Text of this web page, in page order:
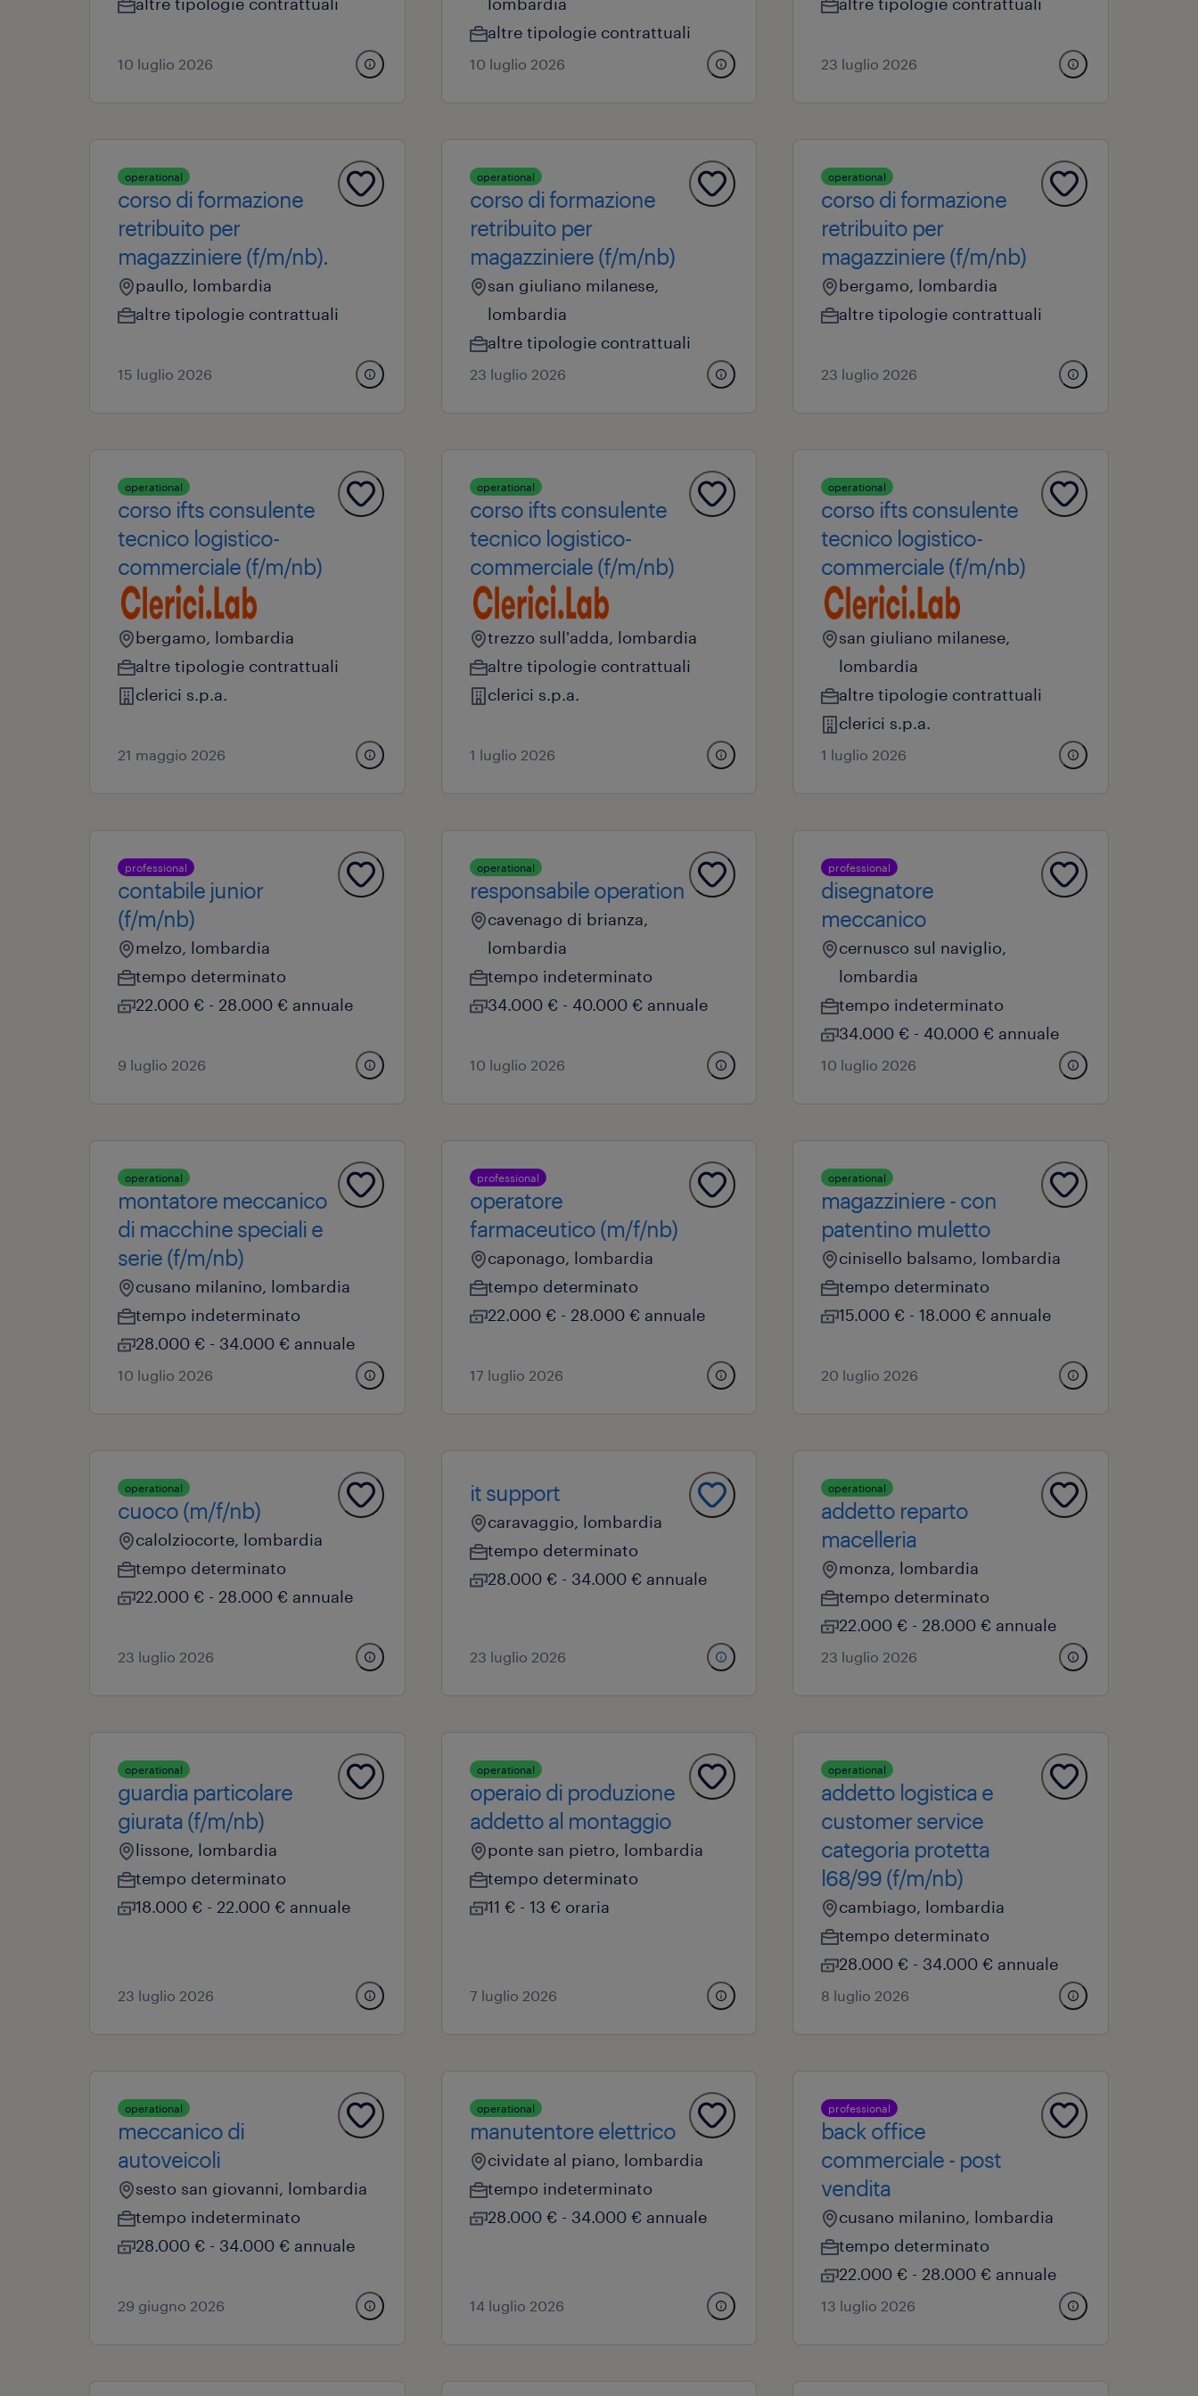
10 luglio 2026
altre tipologie contrattuali
10 luglio 2026 23 luglio 2026
operational
corso di formazione
retribuito per
magazziniere (f/m/nb).
paullo, lombardia
altre tipologie contrattuali
15 luglio 2026
operational
corso di formazione
retribuito per
magazziniere (f/m/nb)
san giuliano milanese,
lombardia
altre tipologie contrattuali
23 luglio 2026
operational
corso di formazione
retribuito per
magazziniere (f/m/nb)
bergamo, lombardia
altre tipologie contrattuali
23 luglio 2026
operational
corso ifts consulente
tecnico logistico-
commerciale (f/m/nb)
bergamo, lombardia
altre tipologie contrattuali
clerici s.p.a.
21 maggio 2026
operational
corso ifts consulente
tecnico logistico-
commerciale (f/m/nb)
trezzo sull'adda, lombardia
altre tipologie contrattuali
clerici s.p.a.
1 luglio 2026
operational
corso ifts consulente
tecnico logistico-
commerciale (f/m/nb)
san giuliano milanese,
lombardia
altre tipologie contrattuali
clerici s.p.a.
1 luglio 2026
professional
contabile junior
(f/m/nb)
melzo, lombardia
tempo determinato
22.000 € - 28.000 € annuale
9 luglio 2026
operational
responsabile operation
cavenago di brianza,
lombardia
tempo indeterminato
34.000 € - 40.000 € annuale
10 luglio 2026
professional
disegnatore
meccanico
cernusco sul naviglio,
lombardia
tempo indeterminato
34.000 € - 40.000 € annuale
10 luglio 2026
operational
montatore meccanico
di macchine speciali e
serie (f/m/nb)
cusano milanino, lombardia
tempo indeterminato
28.000 € - 34.000 € annuale
10 luglio 2026
professional
operatore
farmaceutico (m/f/nb)
caponago, lombardia
tempo determinato
22.000 € - 28.000 € annuale
17 luglio 2026
operational
magazziniere - con
patentino muletto
cinisello balsamo, lombardia
tempo determinato
15.000 € - 18.000 € annuale
20 luglio 2026
operational
cuoco (m/f/nb)
calolziocorte, lombardia
tempo determinato
22.000 € - 28.000 € annuale
23 luglio 2026
it support
caravaggio, lombardia
tempo determinato
28.000 € - 34.000 € annuale
23 luglio 2026
operational
addetto reparto
macelleria
monza, lombardia
tempo determinato
22.000 € - 28.000 € annuale
23 luglio 2026
operational
guardia particolare
giurata (f/m/nb)
lissone, lombardia
tempo determinato
18.000 € - 22.000 € annuale
23 luglio 2026
operational
operaio di produzione
addetto al montaggio
ponte san pietro, lombardia
tempo determinato
11 € - 13 € oraria
7 luglio 2026
operational
addetto logistica e
customer service
categoria protetta
l68/99 (f/m/nb)
cambiago, lombardia
tempo determinato
28.000 € - 34.000 € annuale
8 luglio 2026
operational
meccanico di
autoveicoli
sesto san giovanni, lombardia
tempo indeterminato
28.000 € - 34.000 € annuale
29 giugno 2026
operational
manutentore elettrico
cividate al piano, lombardia
tempo indeterminato
28.000 € - 34.000 € annuale
14 luglio 2026
professional
back office
commerciale - post
vendita
cusano milanino, lombardia
tempo determinato
22.000 € - 28.000 € annuale
13 luglio 2026